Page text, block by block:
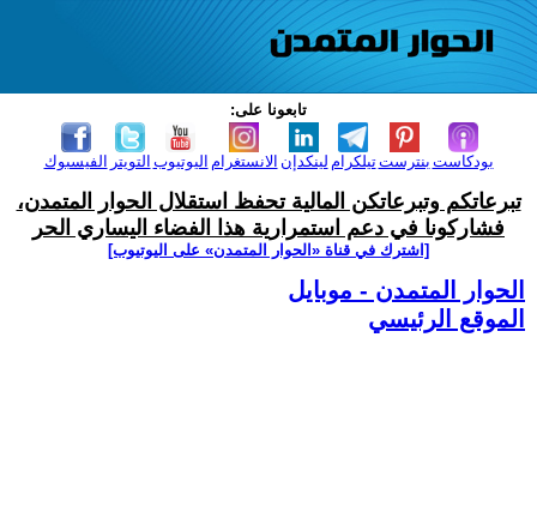
تابعونا على:
الفيسبوك التويتر اليوتيوب الانستغرام لينكدإن تيلكرامبنترست بودكاست
تبرعاتكم وتبرعاتكن المالية تحفظ استقلال الحوار المتمدن،
فشاركونا في دعم استمرارية هذا الفضاء اليساري الحر
[اشترك في قناة ‫«الحوار المتمدن» على اليوتيوب]
الحوار المتمدن - موبايل
الموقع الرئيسي